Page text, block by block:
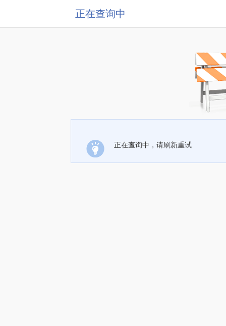
正在查询中
正在查询中，请刷新重试